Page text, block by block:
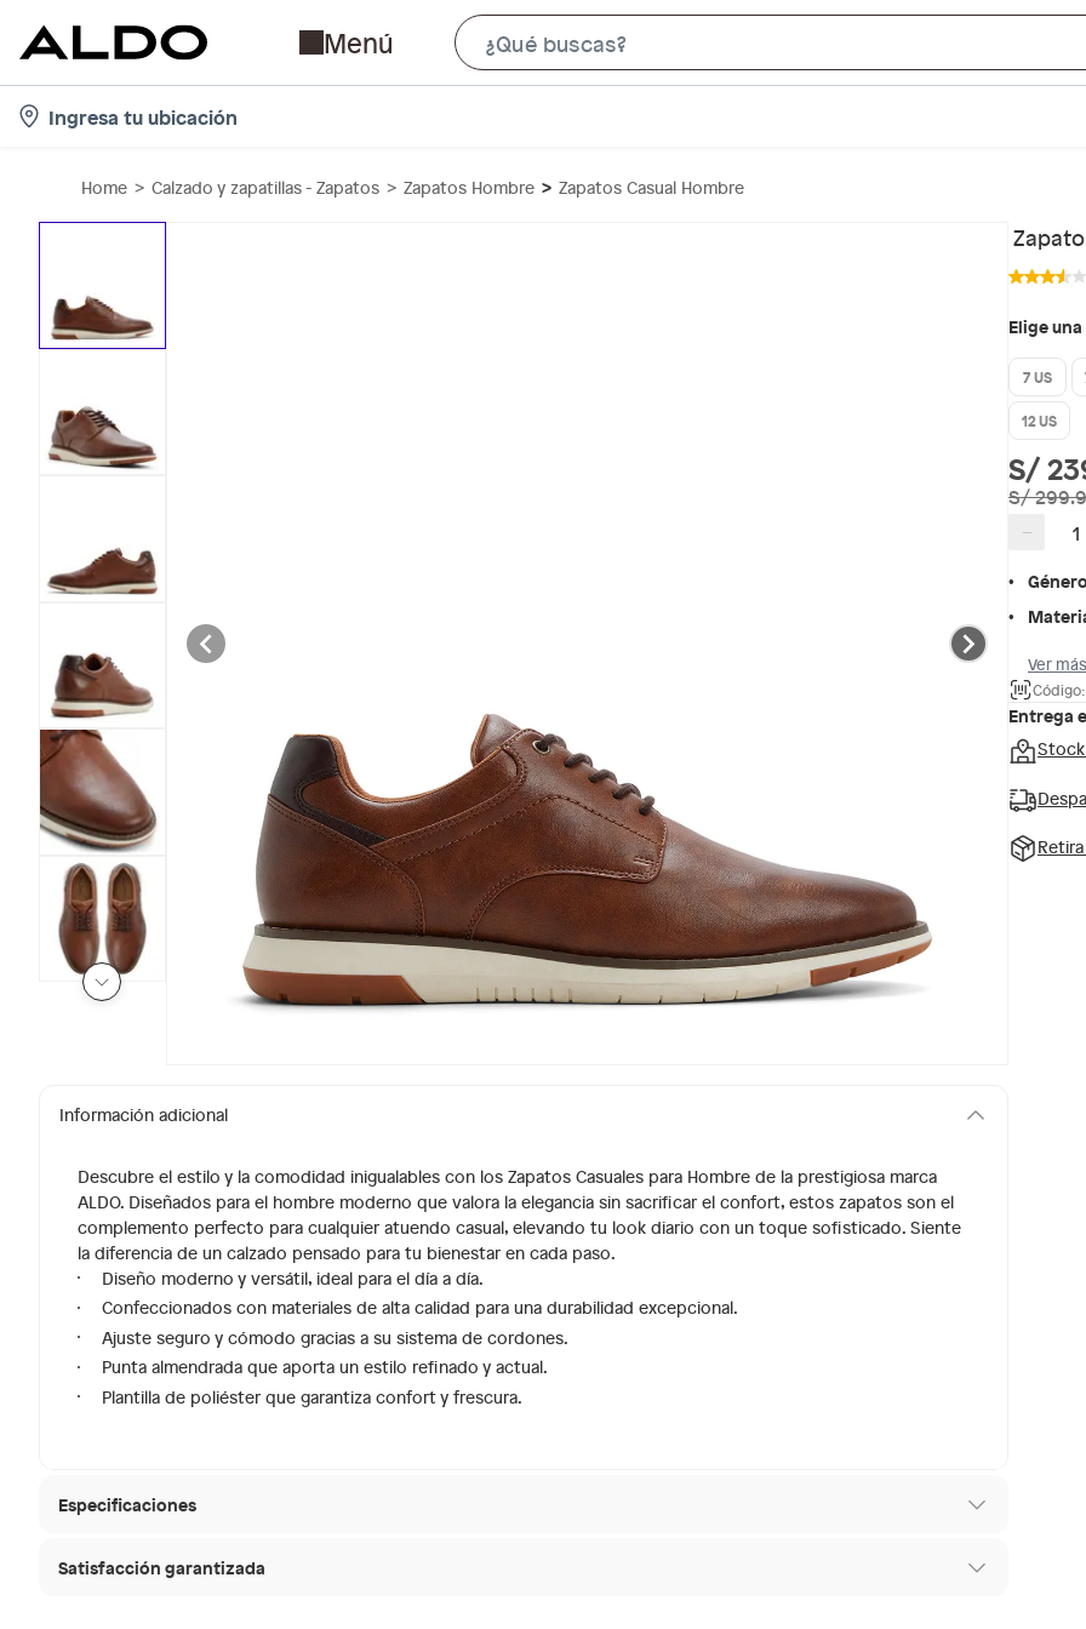
Menú
e
Ingresa tu ubicación
Home Calzado y zapatillas - Zapatos Zapatos Hombre Zapatos Casual Hombre
Información adicional
Descubre el estilo y la comodidad inigualables con los Zapatos Casuales para Hombre de la prestigiosa marca
ALDO. Diseñados para el hombre moderno que valora la elegancia sin sacrificar el confort, estos zapatos son el
complemento perfecto para cualquier atuendo casual, elevando tu look diario con un toque sofisticado. Siente
la diferencia de un calzado pensado para tu bienestar en cada paso.
Diseño moderno y versátil, ideal para el día a día.
Confeccionados con materiales de alta calidad para una durabilidad excepcional.
Ajuste seguro y cómodo gracias a su sistema de cordones.
Punta almendrada que aporta un estilo refinado y actual.
Plantilla de poliéster que garantiza confort y frescura.
Especificaciones
Condicion del producto
Satisfacción garantizada
Elige
7 US
12 US
S/
S/
−
Ver
Entrega